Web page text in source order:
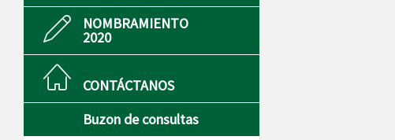
NOMBRAMIENTO
2020
CONTÁCTANOS
Buzon de consultas